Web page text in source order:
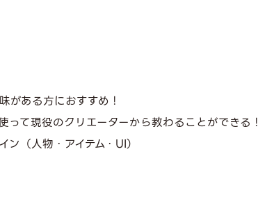
がある方におすすめ！
って現役のクリエーターから教わることができる！
（人物・アイテム・UI）